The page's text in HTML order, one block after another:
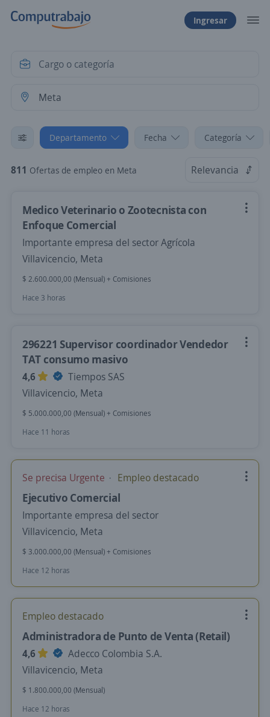
Ingresar
Departamento Fecha Categoría
811 Ofertas de empleo en Meta Relevancia
Medico Veterinario o Zootecnista con
Enfoque Comercial
Importante empresa del sector Agrícola
Villavicencio, Meta
$ 2.600.000,00 (Mensual) + Comisiones
Hace 3 horas
296221 Supervisor coordinador Vendedor
TAT consumo masivo
4,6
Tiempos SAS
Villavicencio, Meta
$ 5.000.000,00 (Mensual) + Comisiones
Hace 11 horas
Se precisa Urgente Empleo destacado
Ejecutivo Comercial
Importante empresa del sector
Villavicencio, Meta
$ 3.000.000,00 (Mensual) + Comisiones
Hace 12 horas
Empleo destacado
Administradora de Punto de Venta (Retail)
4,6
Adecco Colombia S.A.
Villavicencio, Meta
$ 1.800.000,00 (Mensual)
Hace 12 horas